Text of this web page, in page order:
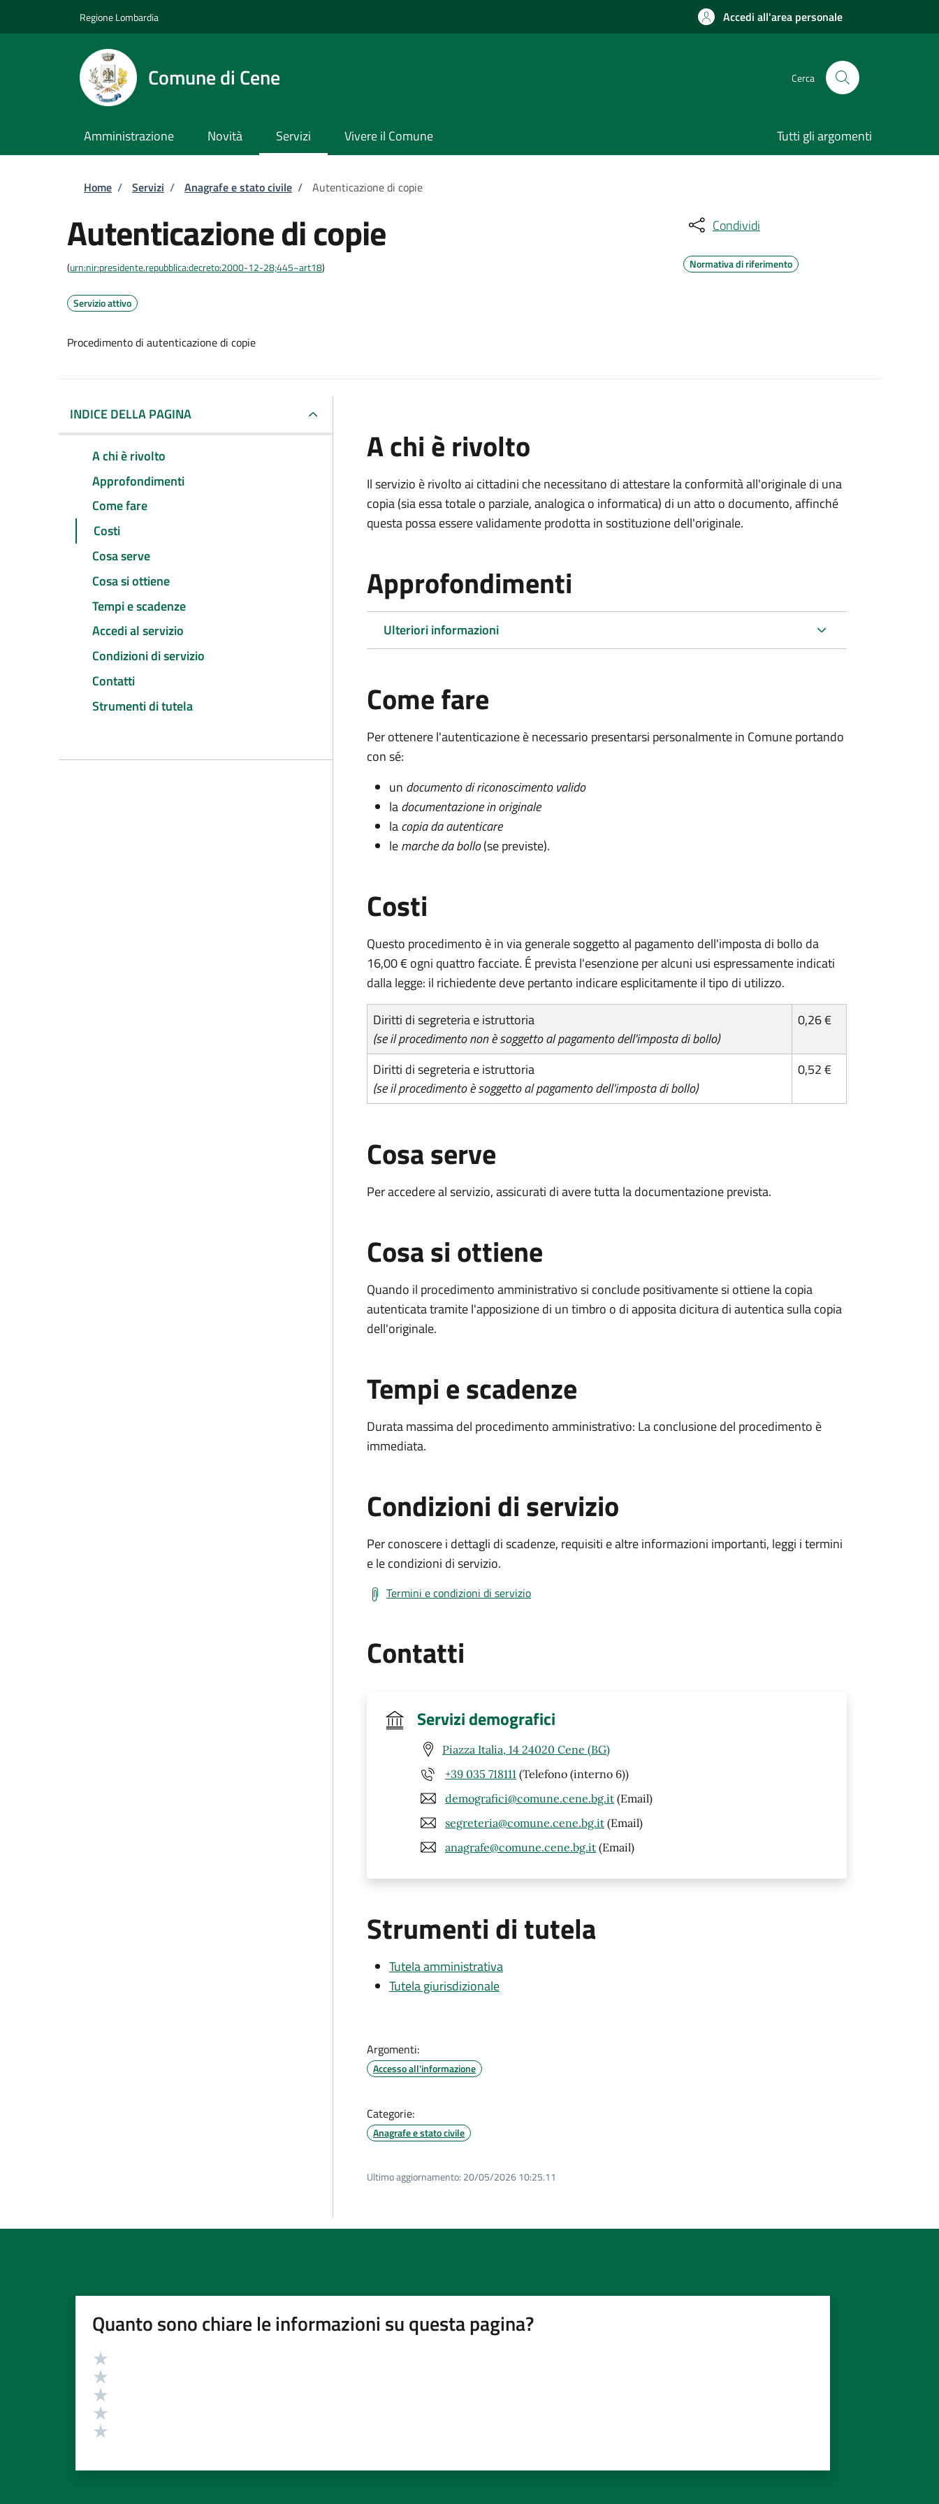
Regione Lombardia Accedi all'area personale
Comune di Cene Cerca
Amministrazione Novità Servizi Vivere il Comune Tutti gli argomenti
Briciole di pane
Home / Servizi / Anagrafe e stato civile / Autenticazione di copie
Autenticazione di copie
(urn:nir:presidente.repubblica:decreto:2000-12-28;445~art18)
Servizio attivo
Procedimento di autenticazione di copie
Condividi
Normativa di riferimento
INDICE DELLA PAGINA
A chi è rivolto
Approfondimenti
Come fare
Costi
Cosa serve
Cosa si ottiene
Tempi e scadenze
Accedi al servizio
Condizioni di servizio
Contatti
Strumenti di tutela
A chi è rivolto
Il servizio è rivolto ai cittadini che necessitano di attestare la conformità all'originale di una
copia (sia essa totale o parziale, analogica o informatica) di un atto o documento, affinché
questa possa essere validamente prodotta in sostituzione dell'originale.
Approfondimenti
Ulteriori informazioni
Come fare
Per ottenere l'autenticazione è necessario presentarsi personalmente in Comune portando
con sé:
un documento di riconoscimento valido
ladocumentazione in originale
lacopia da autenticare
lemarche da bollo(se previste).
Costi
Questo procedimento è in via generale soggetto al pagamento dell'imposta di bollo da
16,00 € ogni quattro facciate. É prevista l'esenzione per alcuni usi espressamente indicati
dalla legge: il richiedente deve pertanto indicare esplicitamente il tipo di utilizzo.
Diritti di segreteria e istruttoria
(se il procedimento non è soggetto al pagamento dell'imposta di bollo)
0,26 €
Diritti di segreteria e istruttoria
(se il procedimento è soggetto al pagamento dell'imposta di bollo)
0,52 €
Cosa serve
Per accedere al servizio, assicurati di avere tutta la documentazione prevista.
Cosa si ottiene
Quando il procedimento amministrativo si conclude positivamente si ottiene la copia
autenticata tramite l'apposizione di un timbro o di apposita dicitura di autentica sulla copia
dell'originale.
Tempi e scadenze
Durata massima del procedimento amministrativo: La conclusione del procedimento è
immediata.
Condizioni di servizio
Per conoscere i dettagli di scadenze, requisiti e altre informazioni importanti, leggi i termini
e le condizioni di servizio.
Termini e condizioni di servizio
Contatti
Servizi demografici
Piazza Italia, 14 24020 Cene (BG)
+39 035 718111 (Telefono (interno 6))
demografici@comune.cene.bg.it (Email)
segreteria@comune.cene.bg.it (Email)
anagrafe@comune.cene.bg.it (Email)
Strumenti di tutela
Tutela amministrativa
Tutela giurisdizionale
Argomenti:
Accesso all'informazione
Categorie:
Anagrafe e stato civile
Ultimo aggiornamento: 20/05/2026 10:25.11
Quanto sono chiare le informazioni su questa pagina?
Valutazione